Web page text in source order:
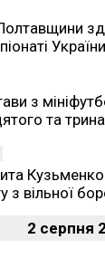
з
та
з вільної
2 серпня